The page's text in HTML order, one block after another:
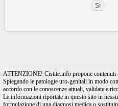
ATTENZIONE! Cistite.info propone contenuti
Spiegando le patologie uro-genitali in modo
accordo con le conoscenze attuali, validate e
Le informazioni riportate in questo sito in